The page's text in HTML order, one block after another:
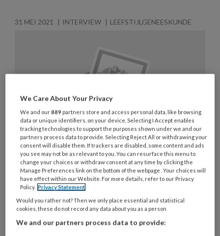
31 MEI 2021 INTERVIEW LEEFSTIJLGENEESKUNDE
Huisarts en auteur Hans Peter
Jung over Handboek Positieve
Gezondheid in de
huisartsenpraktijk: ‘Vraag je als
We Care About Your Privacy
We and our889 partners store and access personal data, like browsing
data or unique identifiers, on your device. Selecting I Accept enables
tracking technologies to support the purposes shown under we and our
partners process data to provide. Selecting Reject All or withdrawing your
consent will disable them. If trackers are disabled, some content and ads
you see may not be as relevant to you. You can resurface this menu to
change your choices or withdraw consent at any time by clicking the
Manage Preferences link on the bottom of the webpage . Your choices will
have effect within our Website. For more details, refer to our Privacy
Policy. Privacy Statement
Would you rather not? Then we only place essential and statistical
cookies, these do not record any data about you as a person
We and our partners process data to provide: